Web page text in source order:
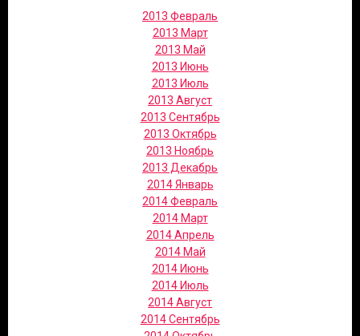
2013 Февраль
2013 Март
2013 Май
2013 Июнь
2013 Июль
2013 Август
2013 Сентябрь
2013 Октябрь
2013 Ноябрь
2013 Декабрь
2014 Январь
2014 Февраль
2014 Март
2014 Апрель
2014 Май
2014 Июнь
2014 Июль
2014 Август
2014 Сентябрь